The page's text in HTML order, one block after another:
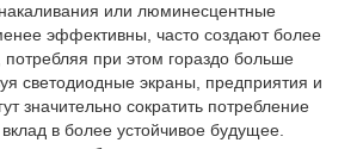
или люминесцентные
эффективны, часто создают более
потребляя при этом гораздо больше
светодиодные экраны, предприятия и
значительно сократить потребление
в более устойчивое будущее.